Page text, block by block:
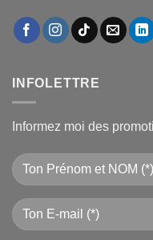
INFOLETTRE
Informez moi des